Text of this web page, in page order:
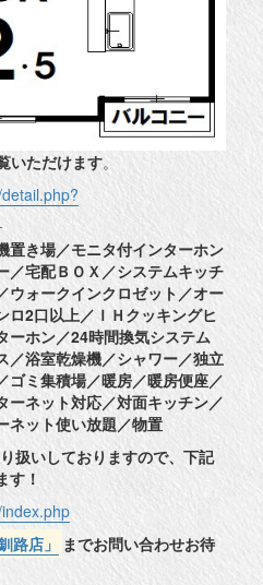
いただけます。
置き場／モニタ付インターホン
／宅配ＢＯＸ／システムキッチ
ウォークインクロゼット／オー
ロ2口以上／ＩＨクッキングヒ
ーホン／24時間換気システム
／浴室乾燥機／シャワー／独立
ゴミ集積場／暖房／暖房便座／
ーネット対応／対面キッチン／
ネット使い放題／物置
扱いしておりますので、下記
す！
路店」 までお問い合わせお待